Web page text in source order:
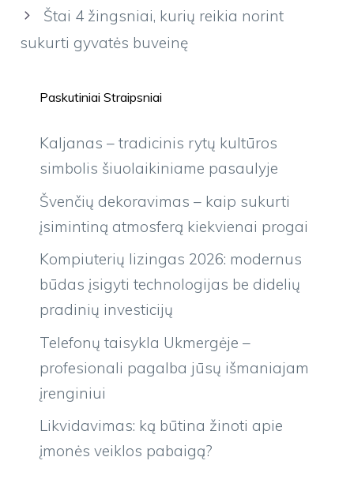
Štai 4 žingsniai, kurių reikia norint
sukurti gyvatės buveinę
Paskutiniai Straipsniai
Kaljanas – tradicinis rytų kultūros
simbolis šiuolaikiniame pasaulyje
Švenčių dekoravimas – kaip sukurti
įsimintiną atmosferą kiekvienai progai
Kompiuterių lizingas 2026: modernus
būdas įsigyti technologijas be didelių
pradinių investicijų
Telefonų taisykla Ukmergėje –
profesionali pagalba jūsų išmaniajam
įrenginiui
Likvidavimas: ką būtina žinoti apie
įmonės veiklos pabaigą?